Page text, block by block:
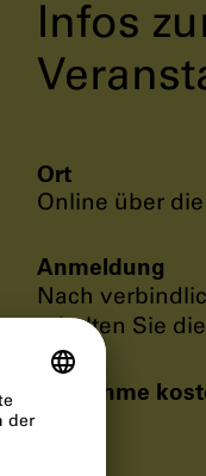
Infos
Ort
Online über
Anmeldung
Nach
erhalten Sie
Teilnahme